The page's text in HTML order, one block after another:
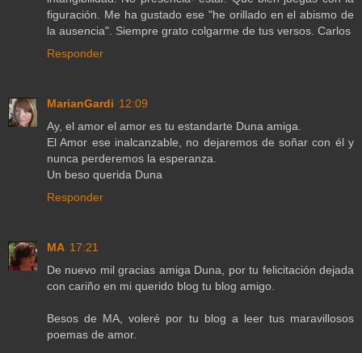
figuración. Me ha gustado ese "he orillado en el abismo de
la ausencia". Siempre grato colgarme de tus versos. Carlos
Responder
MarianGardi 12:09
Ay, el amor el amor es tu estandarte Duna amiga.
El Amor ese inalcanzable, no dejaremos de soñar con él y
nunca perderemos la esperanza.
Un beso querida Duna
Responder
MA 17:21
De nuevo mil gracias amiga Duna, por tu felicitación dejada
con cariño en mi querido blog tu blog amigo.
Besos de MA, voleré por tu blog a leer tus maravillosos
poemas de amor.